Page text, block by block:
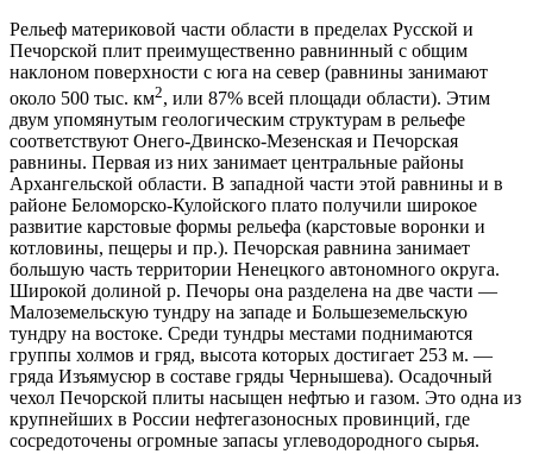
Рельеф материковой части области в пределах Русской и
Печорской плит преимущественно равнинный с общим
наклоном поверхности с юга на север (равнины занимают
около 500 тыс. км2, или 87% всей площади области). Этим
двум упомянутым геологическим структурам в рельефе
соответствуют Онего-Двинско-Мезенская и Печорская
равнины. Первая из них занимает центральные районы
Архангельской области. В западной части этой равнины и в
районе Беломорско-Кулойского плато получили широкое
развитие карстовые формы рельефа (карстовые воронки и
котловины, пещеры и пр.). Печорская равнина занимает
большую часть территории Ненецкого автономного округа.
Широкой долиной р. Печоры она разделена на две части —
Малоземельскую тундру на западе и Большеземельскую
тундру на востоке. Среди тундры местами поднимаются
группы холмов и гряд, высота которых достигает 253 м. —
гряда Изъямусюр в составе гряды Чернышева). Осадочный
чехол Печорской плиты насыщен нефтью и газом. Это одна из
крупнейших в России нефтегазоносных провинций, где
сосредоточены огромные запасы углеводородного сырья.